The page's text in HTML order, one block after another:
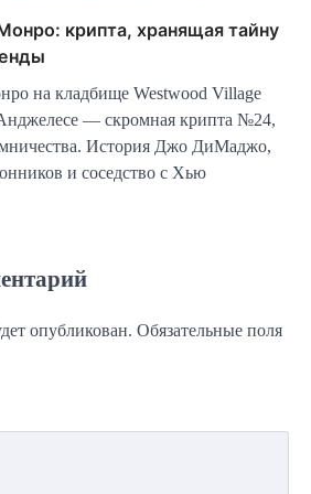
крипта, хранящая тайну
на кладбище Westwood Village
— скромная крипта №24,
История Джо ДиМаджо,
и соседство с Хью
опубликован. Обязательные поля